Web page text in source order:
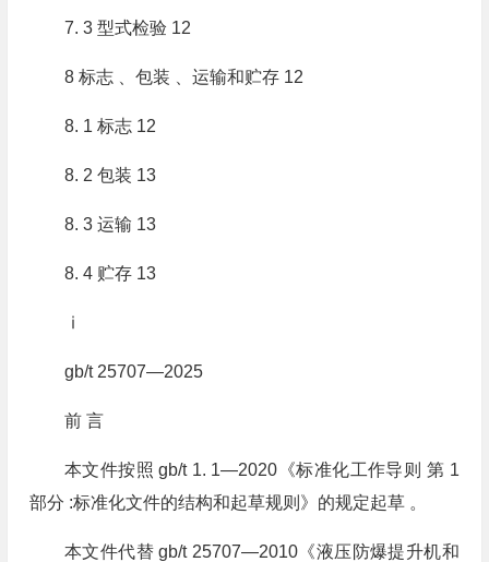
7. 3 型式检验 12
8 标志 、包装 、运输和贮存 12
8. 1 标志 12
8. 2 包装 13
8. 3 运输 13
8. 4 贮存 13
ⅰ
gb/t 25707—2025
前 言
本文件按照 gb/t 1. 1—2020《标准化工作导则 第 1
部分 :标准化文件的结构和起草规则》的规定起草 。
本文件代替 gb/t 25707—2010《液压防爆提升机和